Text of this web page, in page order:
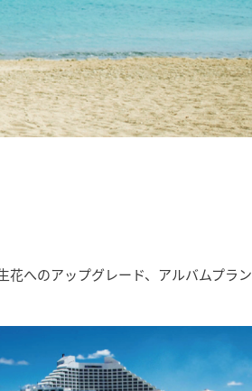
へのアップグレード、アルバムプラン